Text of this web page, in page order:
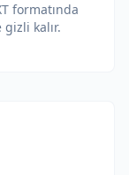
formatında
kalır.